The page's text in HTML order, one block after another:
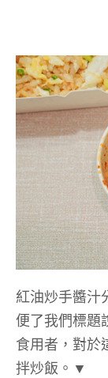
紅油炒手醬汁
便了我們標題
食用者，對於
拌炒飯。▼